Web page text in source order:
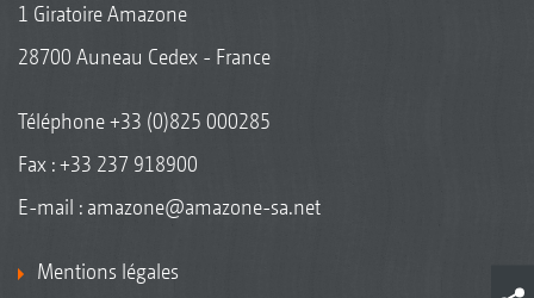
1 Giratoire Amazone
28700 Auneau Cedex - France
Téléphone+33 (0)825 000285
Fax : +33 237 918900
E-mail : amazone@amazone-sa.net
Mentions légales